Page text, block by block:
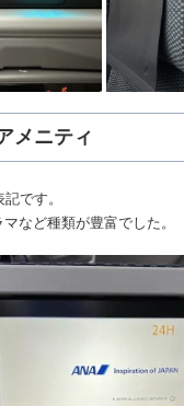
メニティ
です。
など種類が豊富でした。